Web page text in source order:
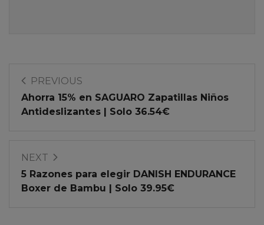
PREVIOUS
Ahorra 15% en SAGUARO Zapatillas Niños
Antideslizantes | Solo 36.54€
NEXT
5 Razones para elegir DANISH ENDURANCE
Boxer de Bambu | Solo 39.95€